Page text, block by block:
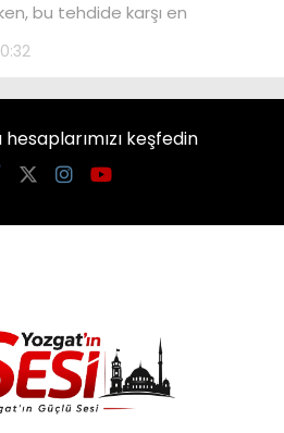
bu tehdide karşı en
keşfedin